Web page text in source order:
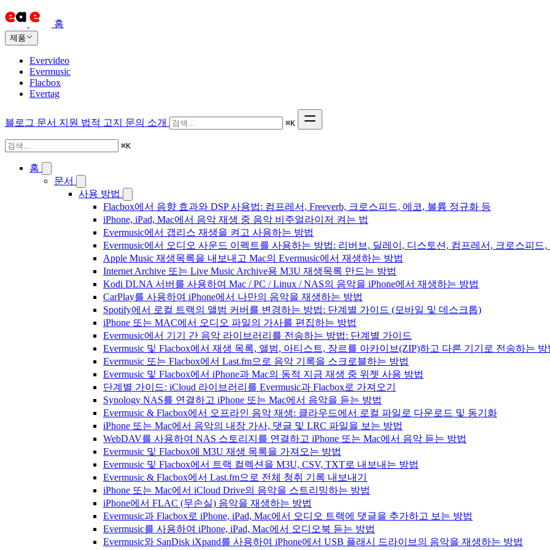
홈
제품
Evervideo
Evermusic
Flacbox
Evertag
블로그 문서 지원 법적 고지 문의 소개 ⌘K
⌘K
홈
문서
사용 방법
Flacbox에서 음향 효과와 DSP 사용법: 컴프레서, Freeverb, 크로스피드, 에코, 볼륨 정규화 등
iPhone, iPad, Mac에서 음악 재생 중 음악 비주얼라이저 켜는 법
Evermusic에서 갭리스 재생을 켜고 사용하는 방법
Evermusic에서 오디오 사운드 이펙트를 사용하는 방법: 리버브, 딜레이, 디스토션, 컴프레서, 크로스피드
Apple Music 재생목록을 내보내고 Mac의 Evermusic에서 재생하는 방법
Internet Archive 또는 Live Music Archive용 M3U 재생목록 만드는 방법
Kodi DLNA 서버를 사용하여 Mac / PC / Linux / NAS의 음악을 iPhone에서 재생하는 방법
CarPlay를 사용하여 iPhone에서 나만의 음악을 재생하는 방법
Spotify에서 로컬 트랙의 앨범 커버를 변경하는 방법: 단계별 가이드 (모바일 및 데스크톱)
iPhone 또는 MAC에서 오디오 파일의 가사를 편집하는 방법
Evermusic에서 기기 간 음악 라이브러리를 전송하는 방법: 단계별 가이드
Evermusic 및 Flacbox에서 재생 목록, 앨범, 아티스트, 장르를 아카이브(ZIP)하고 다른 기기로 전송하는 방
Evermusic 또는 Flacbox에서 Last.fm으로 음악 기록을 스크로블하는 방법
Evermusic 및 Flacbox에서 iPhone과 Mac의 동적 지금 재생 중 위젯 사용 방법
단계별 가이드: iCloud 라이브러리를 Evermusic과 Flacbox로 가져오기
Synology NAS를 연결하고 iPhone 또는 Mac에서 음악을 듣는 방법
Evermusic & Flacbox에서 오프라인 음악 재생: 클라우드에서 로컬 파일로 다운로드 및 동기화
iPhone 또는 Mac에서 음악의 내장 가사, 댓글 및 LRC 파일을 보는 방법
WebDAV를 사용하여 NAS 스토리지를 연결하고 iPhone 또는 Mac에서 음악 듣는 방법
Evermusic 및 Flacbox에 M3U 재생 목록을 가져오는 방법
Evermusic 및 Flacbox에서 트랙 컬렉션을 M3U, CSV, TXT로 내보내는 방법
Evermusic & Flacbox에서 Last.fm으로 전체 청취 기록 내보내기
iPhone 또는 Mac에서 iCloud Drive의 음악을 스트리밍하는 방법
iPhone에서 FLAC (무손실) 음악을 재생하는 방법
Evermusic과 Flacbox로 iPhone, iPad, Mac에서 오디오 트랙에 댓글을 추가하고 보는 방법
Evermusic를 사용하여 iPhone, iPad, Mac에서 오디오북 듣는 방법
Evermusic와 SanDisk iXpand를 사용하여 iPhone에서 USB 플래시 드라이브의 음악을 재생하는 방법